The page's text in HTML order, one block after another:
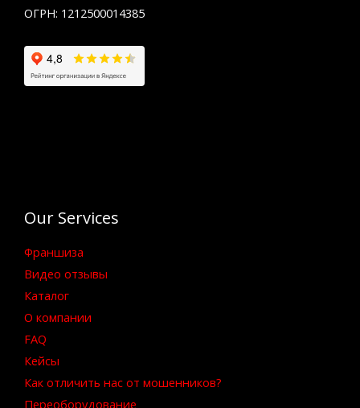
ОГРН: 1212500014385
Our Services
Франшиза
Видео отзывы
Каталог
О компании
FAQ
Кейсы
Как отличить нас от мошенников?
Переоборудование